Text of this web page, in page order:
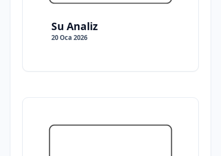
Su Analiz
20 Oca 2026